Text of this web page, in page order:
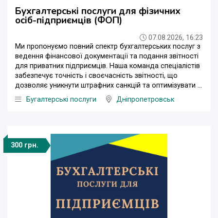
Бухгалтерські послуги для фізичних
осіб-підприємців (ФОП)
07.08.2026, 16:23
Ми пропонуємо повний спектр бухгалтерських послуг з
ведення фінансової документації та подання звітності
для приватних підприємців. Наша команда спеціалістів
забезпечує точність і своєчасність звітності, що
дозволяє уникнути штрафних санкцій та оптимізувати ...
Бугалтерські послуги
Дніпропетровськ
300 грн.